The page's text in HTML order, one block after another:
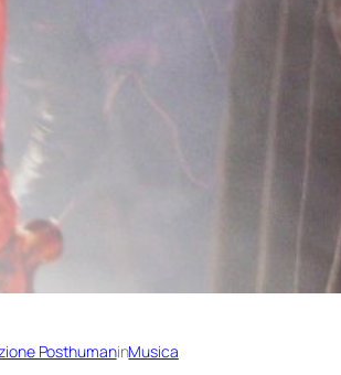
PosthumaninMusica